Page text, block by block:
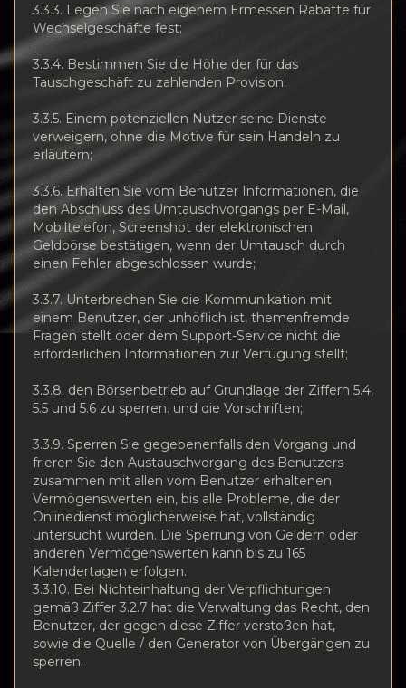
3.3.3. Legen Sie nach eigenem Ermessen Rabatte für
Wechselgeschäfte fest;
3.3.4. Bestimmen Sie die Höhe der für das
Tauschgeschäft zu zahlenden Provision;
3.3.5. Einem potenziellen Nutzer seine Dienste
verweigern, ohne die Motive für sein Handeln zu
erläutern;
3.3.6. Erhalten Sie vom Benutzer Informationen, die
den Abschluss des Umtauschvorgangs per E-Mail,
Mobiltelefon, Screenshot der elektronischen
Geldbörse bestätigen, wenn der Umtausch durch
einen Fehler abgeschlossen wurde;
3.3.7. Unterbrechen Sie die Kommunikation mit
einem Benutzer, der unhöflich ist, themenfremde
Fragen stellt oder dem Support-Service nicht die
erforderlichen Informationen zur Verfügung stellt;
3.3.8. den Börsenbetrieb auf Grundlage der Ziffern 5.4,
5.5 und 5.6 zu sperren. und die Vorschriften;
3.3.9. Sperren Sie gegebenenfalls den Vorgang und
frieren Sie den Austauschvorgang des Benutzers
zusammen mit allen vom Benutzer erhaltenen
Vermögenswerten ein, bis alle Probleme, die der
Onlinedienst möglicherweise hat, vollständig
untersucht wurden. Die Sperrung von Geldern oder
anderen Vermögenswerten kann bis zu 165
Kalendertagen erfolgen.
3.3.10. Bei Nichteinhaltung der Verpflichtungen
gemäß Ziffer 3.2.7 hat die Verwaltung das Recht, den
Benutzer, der gegen diese Ziffer verstoßen hat,
sowie die Quelle / den Generator von Übergängen zu
sperren.